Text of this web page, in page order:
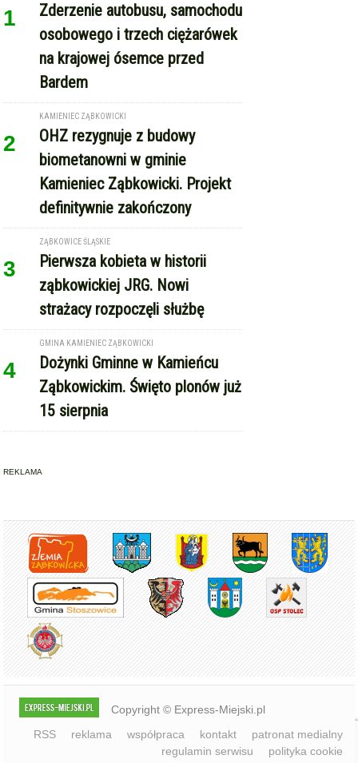
1
Zderzenie autobusu, samochodu
osobowego i trzech ciężarówek
na krajowej ósemce przed
Bardem
2
KAMIENIEC ZĄBKOWICKI
OHZ rezygnuje z budowy
biometanowni w gminie
Kamieniec Ząbkowicki. Projekt
definitywnie zakończony
3
ZĄBKOWICE ŚLĄSKIE
Pierwsza kobieta w historii
ząbkowickiej JRG. Nowi
strażacy rozpoczęli służbę
4
GMINA KAMIENIEC ZĄBKOWICKI
Dożynki Gminne w Kamieńcu
Ząbkowickim. Święto plonów już
15 sierpnia
REKLAMA
Copyright © Express-Miejski.pl
RSS
reklama współpraca kontakt
patronat medialny
regulamin serwisu
polityka cookie